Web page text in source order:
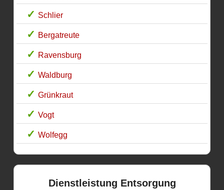
Schlier
Bergatreute
Ravensburg
Waldburg
Grünkraut
Vogt
Wolfegg
Dienstleistung Entsorgung